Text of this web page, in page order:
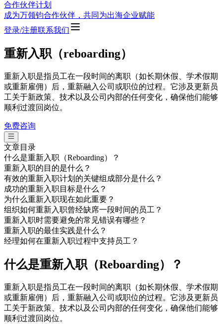
合作伙伴计划
成为万领钧合作伙伴，共同为出海企业赋能
登录/注册联系我们
重新入职（reboarding）
重新入职是指员工在一段时间的离职（如长期休假、学术假期
或重新雇佣）后，重新融入公司或职位的过程。它涉及更新员
工关于新政策、技术以及公司内部的任何变化，确保他们能够
顺利过渡回岗位。
免费咨询
文章目录
什么是重新入职（Reboarding）？
重新入职的目的是什么？
有效的重新入职计划的关键组成部分是什么？
成功的重新入职目标是什么？
为什么重新入职现在如此重要？
组织如何重新入职曾经缺席一段时间的员工？
重新入职时需要避免的常见错误有哪些？
重新入职的最佳实践是什么？
经理如何在重新入职过程中支持员工？
什么是重新入职（Reboarding）？
重新入职是指员工在一段时间的离职（如长期休假、学术假期
或重新雇佣）后，重新融入公司或职位的过程。它涉及更新员
工关于新政策、技术以及公司内部的任何变化，确保他们能够
顺利过渡回岗位。